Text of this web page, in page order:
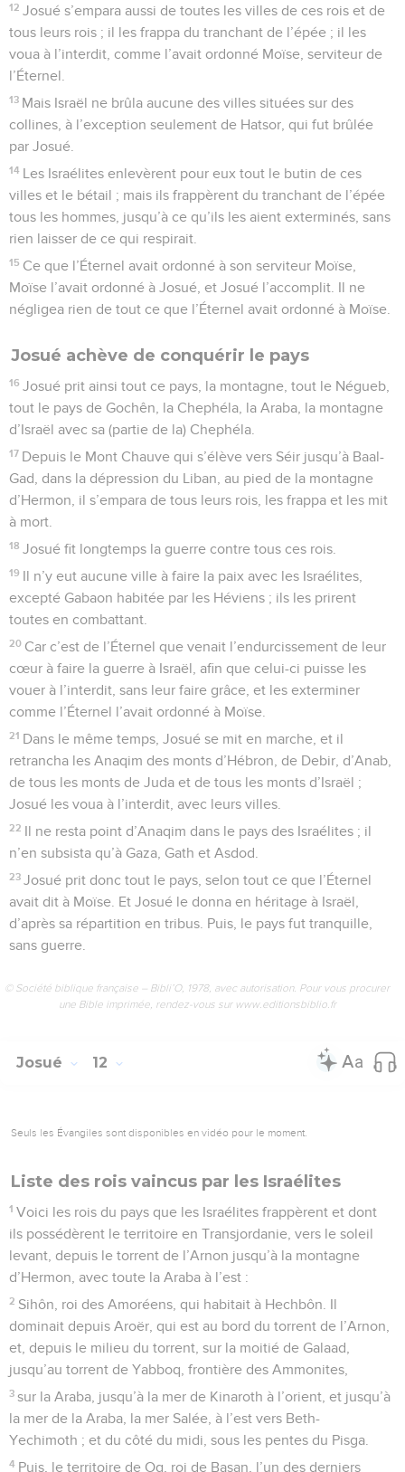
12 Josué s’empara aussi de toutes les villes de ces rois et de
tous leurs rois ; il les frappa du tranchant de l’épée ; il les
voua à l’interdit, comme l’avait ordonné Moïse, serviteur de
l’Éternel.
13 Mais Israël ne brûla aucune des villes situées sur des
collines, à l’exception seulement de Hatsor, qui fut brûlée
par Josué.
14 Les Israélites enlevèrent pour eux tout le butin de ces
villes et le bétail ; mais ils frappèrent du tranchant de l’épée
tous les hommes, jusqu’à ce qu’ils les aient exterminés, sans
rien laisser de ce qui respirait.
15 Ce que l’Éternel avait ordonné à son serviteur Moïse,
Moïse l’avait ordonné à Josué, et Josué l’accomplit. Il ne
négligea rien de tout ce que l’Éternel avait ordonné à Moïse.
Josué achève de conquérir le pays
16 Josué prit ainsi tout ce pays, la montagne, tout le Négueb,
tout le pays de Gochên, la Chephéla, la Araba, la montagne
d’Israël avec sa (partie de la) Chephéla.
17 Depuis le Mont Chauve qui s’élève vers Séir jusqu’à Baal-
Gad, dans la dépression du Liban, au pied de la montagne
d’Hermon, il s’empara de tous leurs rois, les frappa et les mit
à mort.
18 Josué fit longtemps la guerre contre tous ces rois.
19 Il n’y eut aucune ville à faire la paix avec les Israélites,
excepté Gabaon habitée par les Héviens ; ils les prirent
toutes en combattant.
20 Car c’est de l’Éternel que venait l’endurcissement de leur
cœur à faire la guerre à Israël, afin que celui-ci puisse les
vouer à l’interdit, sans leur faire grâce, et les exterminer
comme l’Éternel l’avait ordonné à Moïse.
21 Dans le même temps, Josué se mit en marche, et il
retrancha les Anaqim des monts d’Hébron, de Debir, d’Anab,
de tous les monts de Juda et de tous les monts d’Israël ;
Josué les voua à l’interdit, avec leurs villes.
22 Il ne resta point d’Anaqim dans le pays des Israélites ; il
n’en subsista qu’à Gaza, Gath et Asdod.
23 Josué prit donc tout le pays, selon tout ce que l’Éternel
avait dit à Moïse. Et Josué le donna en héritage à Israël,
d’après sa répartition en tribus. Puis, le pays fut tranquille,
sans guerre.
© Société biblique française – Bibli’O, 1978, avec autorisation. Pour vous procurer
une Bible imprimée, rendez-vous sur www.editionsbiblio.fr
Josué 12
Seuls les Évangiles sont disponibles en vidéo pour le moment.
Liste des rois vaincus par les Israélites
1 Voici les rois du pays que les Israélites frappèrent et dont
ils possédèrent le territoire en Transjordanie, vers le soleil
levant, depuis le torrent de l’Arnon jusqu’à la montagne
d’Hermon, avec toute la Araba à l’est :
2 Sihôn, roi des Amoréens, qui habitait à Hechbôn. Il
dominait depuis Aroër, qui est au bord du torrent de l’Arnon,
et, depuis le milieu du torrent, sur la moitié de Galaad,
jusqu’au torrent de Yabboq, frontière des Ammonites,
3 sur la Araba, jusqu’à la mer de Kinaroth à l’orient, et jusqu’à
la mer de la Araba, la mer Salée, à l’est vers Beth-
Yechimoth ; et du côté du midi, sous les pentes du Pisga.
4 Puis, le territoire de Og, roi de Basan, l’un des derniers